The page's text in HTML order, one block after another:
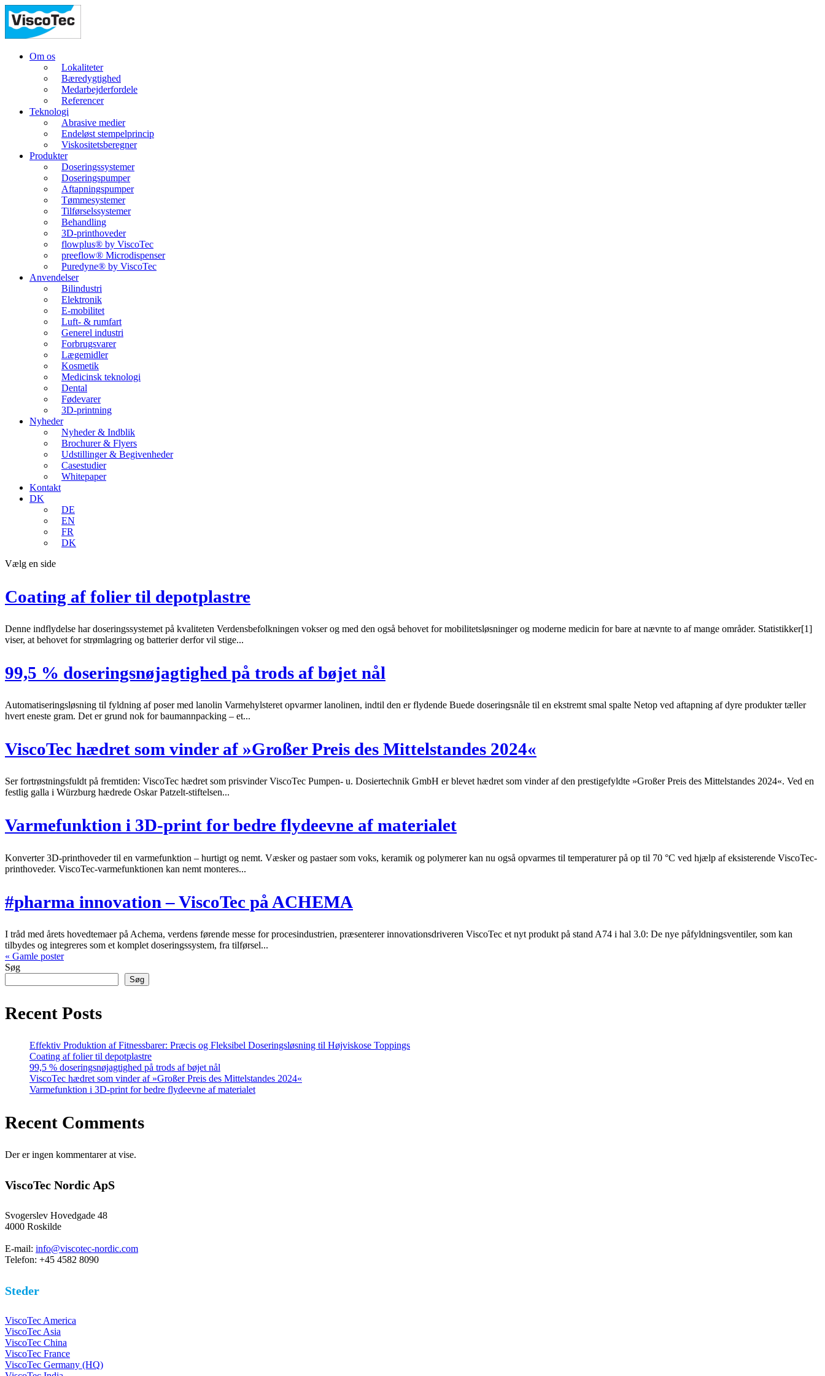
Om os
Lokaliteter
Bæredygtighed
Medarbejderfordele
Referencer
Teknologi
Abrasive medier
Endeløst stempelprincip
Viskositetsberegner
Produkter
Doseringssystemer
Doseringspumper
Aftapningspumper
Tømmesystemer
Tilførselssystemer
Behandling
3D-printhoveder
flowplus® by ViscoTec
preeflow® Microdispenser
Puredyne® by ViscoTec
Anvendelser
Bilindustri
Elektronik
E-mobilitet
Luft- & rumfart
Generel industri
Forbrugsvarer
Lægemidler
Kosmetik
Medicinsk teknologi
Dental
Fødevarer
3D-printning
Nyheder
Nyheder & Indblik
Brochurer & Flyers
Udstillinger & Begivenheder
Casestudier
Whitepaper
Kontakt
DK
DE
EN
FR
DK
Vælg en side
Coating af folier til depotplastre
Denne indflydelse har doseringssystemet på kvaliteten Verdensbefolkningen vokser og med den også behovet for mobilitetsløsninger og moderne medicin for bare at nævnte to af mange områder. Statistikker[1]
viser, at behovet for strømlagring og batterier derfor vil stige...
99,5 % doseringsnøjagtighed på trods af bøjet nål
Automatiseringsløsning til fyldning af poser med lanolin Varmehylsteret opvarmer lanolinen, indtil den er flydende Buede doseringsnåle til en ekstremt smal spalte Netop ved aftapning af dyre produkter tæller
hvert eneste gram. Det er grund nok for baumannpacking – et...
ViscoTec hædret som vinder af »Großer Preis des Mittelstandes 2024«
Ser fortrøstningsfuldt på fremtiden: ViscoTec hædret som prisvinder ViscoTec Pumpen- u. Dosiertechnik GmbH er blevet hædret som vinder af den prestigefyldte »Großer Preis des Mittelstandes 2024«. Ved en
festlig galla i Würzburg hædrede Oskar Patzelt-stiftelsen...
Varmefunktion i 3D-print for bedre flydeevne af materialet
Konverter 3D-printhoveder til en varmefunktion – hurtigt og nemt. Væsker og pastaer som voks, keramik og polymerer kan nu også opvarmes til temperaturer på op til 70 °C ved hjælp af eksisterende ViscoTec-
printhoveder. ViscoTec-varmefunktionen kan nemt monteres...
#pharma innovation – ViscoTec på ACHEMA
I tråd med årets hovedtemaer på Achema, verdens førende messe for procesindustrien, præsenterer innovationsdriveren ViscoTec et nyt produkt på stand A74 i hal 3.0: De nye påfyldningsventiler, som kan
tilbydes og integreres som et komplet doseringssystem, fra tilførsel...
« Gamle poster
Søg
Søg
Recent Posts
Effektiv Produktion af Fitnessbarer: Præcis og Fleksibel Doseringsløsning til Højviskose Toppings
Coating af folier til depotplastre
99,5 % doseringsnøjagtighed på trods af bøjet nål
ViscoTec hædret som vinder af »Großer Preis des Mittelstandes 2024«
Varmefunktion i 3D-print for bedre flydeevne af materialet
Recent Comments
Der er ingen kommentarer at vise.
ViscoTec Nordic ApS
Svogerslev Hovedgade 48
4000 Roskilde
E-mail: info@viscotec-nordic.com
Telefon: +45 4582 8090
Steder
ViscoTec America
ViscoTec Asia
ViscoTec China
ViscoTec France
ViscoTec Germany (HQ)